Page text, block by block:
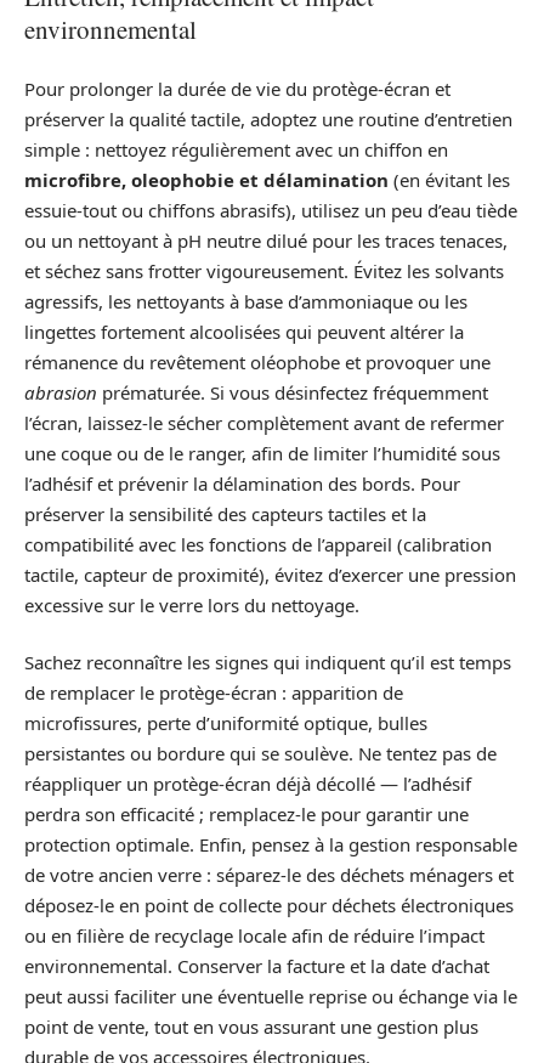
environnemental
Pour prolonger la durée de vie du protège-écran et
préserver la qualité tactile, adoptez une routine d’entretien
simple : nettoyez régulièrement avec un chiffon en
microfibre, oleophobie et délamination (en évitant les
essuie-tout ou chiffons abrasifs), utilisez un peu d’eau tiède
ou un nettoyant à pH neutre dilué pour les traces tenaces,
et séchez sans frotter vigoureusement. Évitez les solvants
agressifs, les nettoyants à base d’ammoniaque ou les
lingettes fortement alcoolisées qui peuvent altérer la
rémanence du revêtement oléophobe et provoquer une
abrasion prématurée. Si vous désinfectez fréquemment
l’écran, laissez-le sécher complètement avant de refermer
une coque ou de le ranger, afin de limiter l’humidité sous
l’adhésif et prévenir la délamination des bords. Pour
préserver la sensibilité des capteurs tactiles et la
compatibilité avec les fonctions de l’appareil (calibration
tactile, capteur de proximité), évitez d’exercer une pression
excessive sur le verre lors du nettoyage.
Sachez reconnaître les signes qui indiquent qu’il est temps
de remplacer le protège-écran : apparition de
microfissures, perte d’uniformité optique, bulles
persistantes ou bordure qui se soulève. Ne tentez pas de
réappliquer un protège-écran déjà décollé — l’adhésif
perdra son efficacité ; remplacez-le pour garantir une
protection optimale. Enfin, pensez à la gestion responsable
de votre ancien verre : séparez-le des déchets ménagers et
déposez-le en point de collecte pour déchets électroniques
ou en filière de recyclage locale afin de réduire l’impact
environnemental. Conserver la facture et la date d’achat
peut aussi faciliter une éventuelle reprise ou échange via le
point de vente, tout en vous assurant une gestion plus
durable de vos accessoires électroniques.